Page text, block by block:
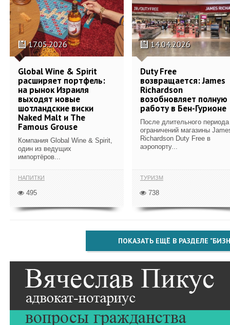
17.05.2026
Global Wine & Spirit
расширяет портфель:
на рынок Израиля
выходят новые
шотландские виски
Naked Malt и The
Famous Grouse
Компания Global Wine & Spirit,
один из ведущих
импортёров...
НАПИТКИ
495
14.04.2026
Duty Free
возвращается: James
Richardson
возобновляет полную
работу в Бен-Гурионе
После длительного периода
ограничений магазины
Richardson Duty Free в
аэропорту...
ТУРИЗМ
738
ПОКАЗАТЬ ЕЩЁ В РАЗДЕЛЕ